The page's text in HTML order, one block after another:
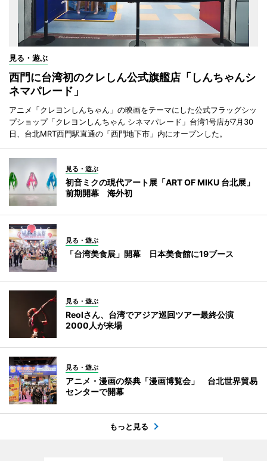
見る・遊ぶ
西門に台湾初のクレしん公式旗艦店「しんちゃんシ
ネマパレード」
アニメ「クレヨンしんちゃん」の映画をテーマにした公式フラッグシッ
プショップ「クレヨンしんちゃん シネマパレード」台湾1号店が7月30
日、台北MRT西門駅直通の「西門地下市」内にオープンした。
見る・遊ぶ
初音ミクの現代アート展「ART OF MIKU 台北展」
前期開幕 海外初
見る・遊ぶ
「台湾美食展」開幕 日本美食館に19ブース
見る・遊ぶ
Reolさん、台湾でアジア巡回ツアー最終公演
2000人が来場
見る・遊ぶ
アニメ・漫画の祭典「漫画博覧会」 台北世界貿易
センターで開幕
もっと見る